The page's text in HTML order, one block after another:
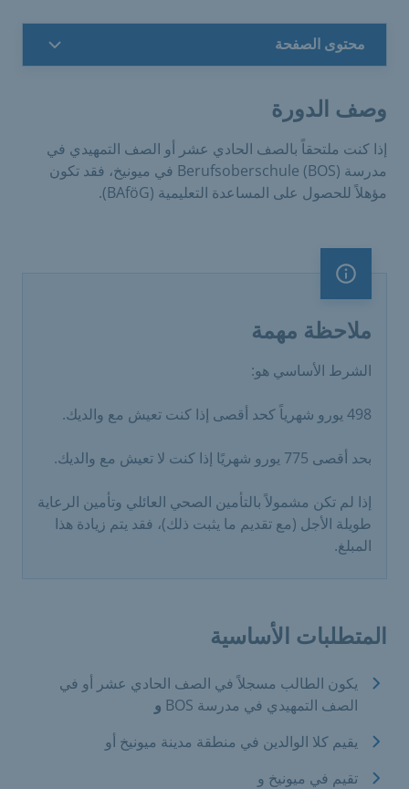
محتوى الصفحة
وصف الدورة
إذا كنت ملتحقاً بالصف الحادي عشر أو الصف التمهيدي في
مدرسة Berufsoberschule (BOS) في ميونيخ، فقد تكون
مؤهلاً للحصول على المساعدة التعليمية (BAföG).
ملاحظة مهمة
ملاحظة مهمة
الشرط الأساسي هو:
498 يورو شهرياً كحد أقصى إذا كنت تعيش مع والديك.
بحد أقصى 775 يورو شهريًا إذا كنت لا تعيش مع والديك.
إذا لم تكن مشمولاً بالتأمين الصحي العائلي وتأمين الرعاية
طويلة الأجل (مع تقديم ما يثبت ذلك)، فقد يتم زيادة هذا
المبلغ.
المتطلبات الأساسية
يكون الطالب مسجلاً في الصف الحادي عشر أو في
الصف التمهيدي في مدرسة BOS
و
يقيم كلا الوالدين في منطقة مدينة ميونيخ أو
تقيم في ميونيخ و